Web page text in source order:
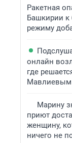
Ракетная
Башкирии к
режиму
онлайн
где
Марину
приют
женщину,
ничего не